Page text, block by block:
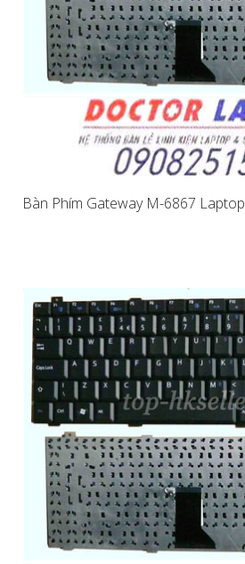
Bàn Phím Gateway M-6867 Laptop